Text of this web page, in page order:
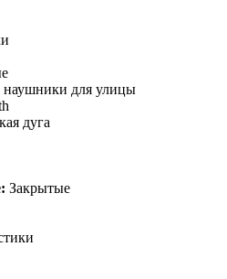
наушники для улицы
дуга
Закрытые